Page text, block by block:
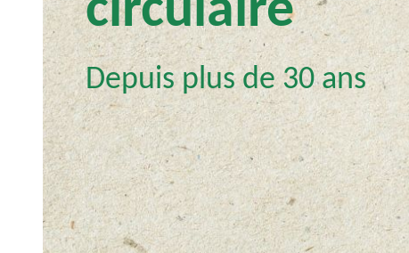
Depuis plus de 30 ans